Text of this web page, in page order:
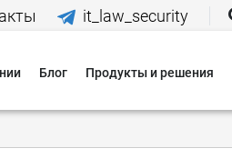
it_law_security
Блог Продукты и решения